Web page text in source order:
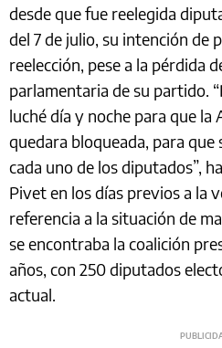
desde que fue reelegida
del 7 de julio, su intención de
reelección, pese a la pérdida
parlamentaria de su partido.
luché día y noche para que la
quedara bloqueada, para
cada uno de los diputados”,
Pivet en los días previos a la
referencia a la situación de
se encontraba la coalición
años, con 250 diputados
actual.